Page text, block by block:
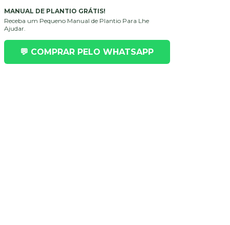
MANUAL DE PLANTIO GRÁTIS!
Receba um Pequeno Manual de Plantio Para Lhe
Ajudar.
💬 COMPRAR PELO WHATSAPP